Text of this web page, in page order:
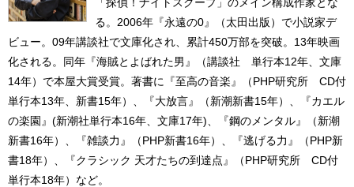
る。2006年『永遠の0』（太田出版）で小説家デ
ビュー。09年講談社で文庫化され、累計450万部を突破。13年映画
化される。同年『海賊とよばれた男』（講談社 単行本12年、文庫
14年）で本屋大賞受賞。著書に『至高の音楽』（PHP研究所 CD付
単行本13年、新書15年）、『大放言』（新潮新書15年）、『カエル
の楽園』(新潮社単行本16年、文庫17年)、『鋼のメンタル』（新潮
新書16年）、『雑談力』（PHP新書16年）、『逃げる力』（PHP新
書18年）、『クラシック 天才たちの到達点』（PHP研究所 CD付
単行本18年）など。